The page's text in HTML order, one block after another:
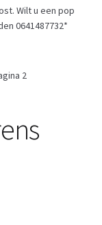
Wilt u een pop
0641487732*
2